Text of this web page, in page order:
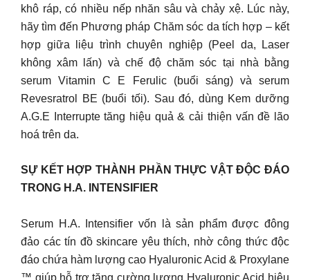
khô ráp, có nhiều nếp nhăn sâu và chảy xệ. Lúc này,
hãy tìm đến Phương pháp Chăm sóc da tích hợp – kết
hợp giữa liệu trình chuyên nghiệp (Peel da, Laser
không xâm lấn) và chế độ chăm sóc tại nhà bằng
serum Vitamin C E Ferulic (buổi sáng) và serum
Revesratrol BE (buổi tối). Sau đó, dùng Kem dưỡng
A.G.E Interrupte tăng hiệu quả & cải thiện vấn đề lão
hoá trên da.
SỰ KẾT HỢP THÀNH PHẦN THỰC VẬT ĐỘC ĐÁO
TRONG H.A. INTENSIFIER
Serum H.A. Intensifier vốn là sản phẩm được đông
đảo các tín đồ skincare yêu thích, nhờ công thức độc
đáo chứa hàm lượng cao Hyaluronic Acid & Proxylane
™ giúp hỗ trợ tăng cường lượng Hyaluronic Acid hiệu